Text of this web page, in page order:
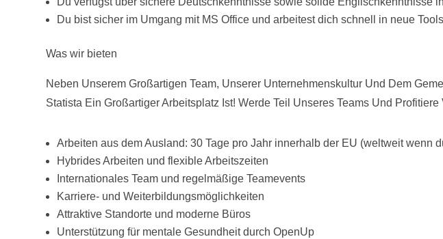
Du bist sicher im Umgang mit MS Office und arbeitest dich schnell in neue
Was wir bieten
Neben Unserem Großartigen Team, Unserer Unternehmenskultur Und Dem
Statista Ein Großartiger Arbeitsplatz Ist! Werde Teil Unseres Teams Und
Arbeiten aus dem Ausland: 30 Tage pro Jahr innerhalb der EU (weltweit wenn
Hybrides Arbeiten und flexible Arbeitszeiten
Internationales Team und regelmäßige Teamevents
Karriere- und Weiterbildungsmöglichkeiten
Attraktive Standorte und moderne Büros
Unterstützung für mentale Gesundheit durch OpenUp